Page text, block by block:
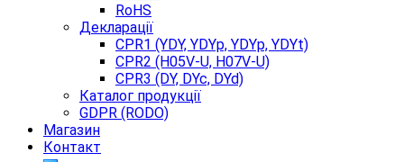
RoHS
Декларації
CPR1 (YDY, YDYp, YDYp, YDYt)
CPR2 (H05V-U, H07V-U)
CPR3 (DY, DYc, DYd)
Каталог продукції
GDPR (RODO)
Магазин
Контакт